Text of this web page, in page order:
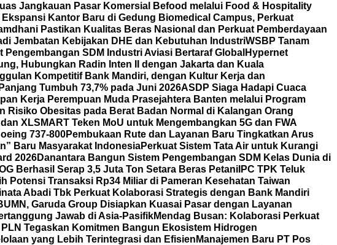
Jangkauan Pasar Komersial Befood melalui Food & Hospitality
Kantor Baru di Gedung Biomedical Campus, Perkuat
Pastikan Kualitas Beras Nasional dan Perkuat Pemberdayaan
Jembatan Kebijakan DHE dan Kebutuhan IndustriWSBP Tanam
SDM Industri Aviasi Bertaraf Global Hypernet
Hubungkan Radin Inten II dengan Jakarta dan Kuala
Kompetitif Bank Mandiri, dengan Kultur Kerja dan
Tumbuh 73,7% pada Juni 2026ASDP Siaga Hadapi Cuaca
Kerja Perempuan Muda Prasejahtera Banten melalui Program
Obesitas pada Berat Badan Normal di Kalangan Orang
XLSMART Teken MoU untuk Mengembangkan 5G dan FWA
737-800Pembukaan Rute dan Layanan Baru Tingkatkan Arus
Baru Masyarakat IndonesiaPerkuat Sistem Tata Air untuk Kurangi
2026Danantara Bangun Sistem Pengembangan SDM Kelas Dunia di
Berhasil Serap 3,5 Juta Ton Setara Beras Petani IPC TPK Teluk
Potensi Transaksi Rp34 Miliar di Pameran Kesehatan Taiwan
Abadi Tbk Perkuat Kolaborasi Strategis dengan Bank Mandiri
Garuda Group Disiapkan Kuasai Pasar dengan Layanan
Jawab di Asia-PasifikMendag Busan: Kolaborasi Perkuat
PLN Tegaskan Komitmen Bangun Ekosistem Hidrogen
yang Lebih Terintegrasi dan Efisien Manajemen Baru PT Pos